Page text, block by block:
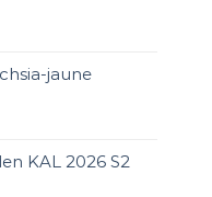
jaune
KAL 2026 S2